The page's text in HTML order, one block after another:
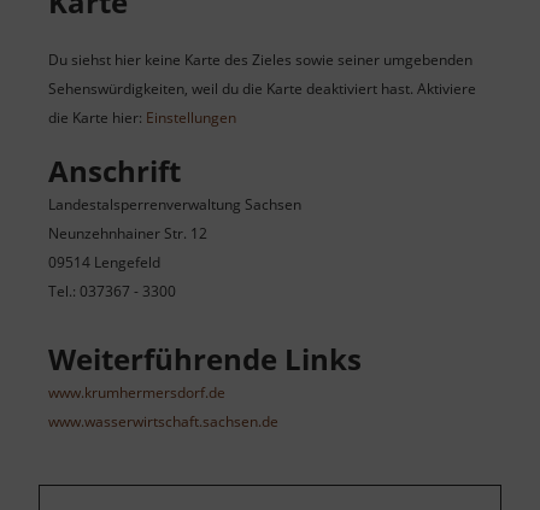
Du siehst hier keine Karte des Zieles sowie seiner umgebenden
Sehenswürdigkeiten, weil du die Karte deaktiviert hast. Aktiviere
die Karte hier: Einstellungen
Anschrift
Landestalsperrenverwaltung Sachsen
Neunzehnhainer Str. 12
09514 Lengefeld
Tel.: 037367 - 3300
Weiterführende Links
www.krumhermersdorf.de
www.wasserwirtschaft.sachsen.de